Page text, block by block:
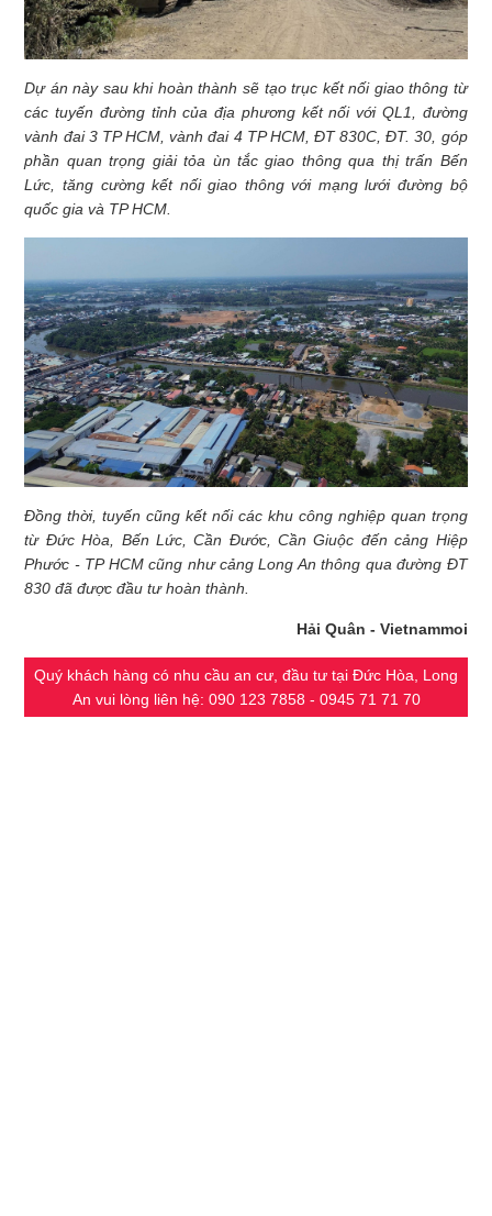
Dự án này sau khi hoàn thành sẽ tạo trục kết nối giao thông từ
các tuyến đường tỉnh của địa phương kết nối với QL1, đường
vành đai 3 TP HCM, vành đai 4 TP HCM, ĐT 830C, ĐT. 30, góp
phần quan trọng giải tỏa ùn tắc giao thông qua thị trấn Bến
Lức, tăng cường kết nối giao thông với mạng lưới đường bộ
quốc gia và TP HCM.
Đồng thời, tuyến cũng kết nối các khu công nghiệp quan trọng
từ Đức Hòa, Bến Lức, Cần Đước, Cần Giuộc đến cảng Hiệp
Phước - TP HCM cũng như cảng Long An thông qua đường ĐT
830 đã được đầu tư hoàn thành.
Hải Quân - Vietnammoi
Quý khách hàng có nhu cầu an cư, đầu tư tại Đức Hòa, Long
An vui lòng liên hệ: 090 123 7858 - 0945 71 71 70